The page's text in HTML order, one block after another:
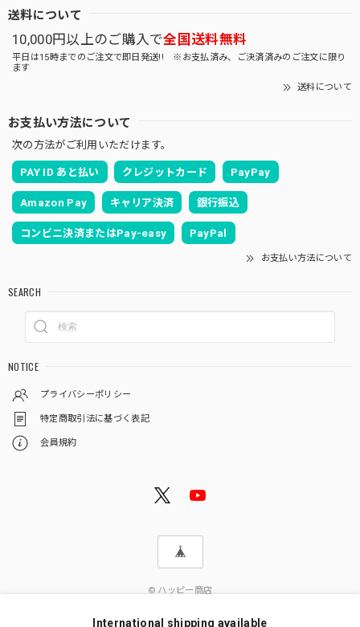
送料について
10,000円以上のご購入で全国送料無料
平日は15時までのご注文で即日発送!! ※お支払済み、ご決済済みのご注文に限り
ます
送料について
お支払い方法について
次の方法がご利用いただけます。
PAY ID あと払い クレジットカード PayPay
Amazon Pay キャリア決済 銀行振込
コンビニ決済またはPay-easy PayPal
お支払い方法について
SEARCH
NOTICE
プライバシーポリシー
特定商取引法に基づく表記
会員規約
© ハッピー商店
International shipping available